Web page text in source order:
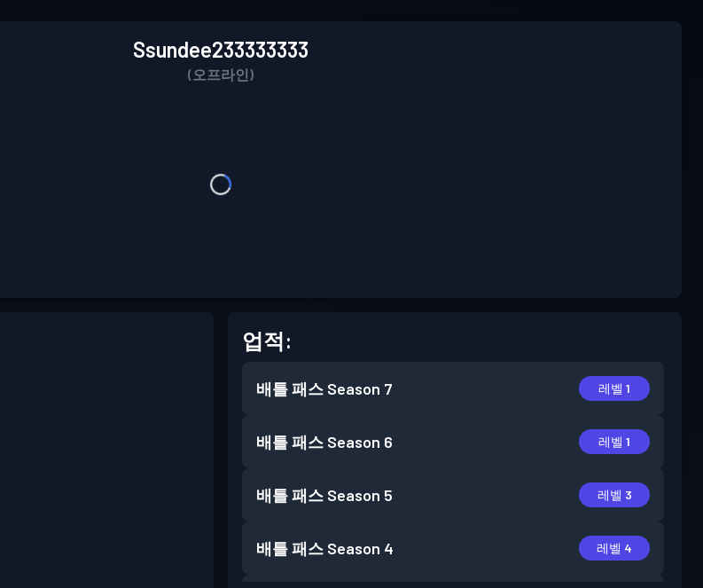
Ssundee233333333
(오프라인)
업적:
배틀 패스 Season 7 레벨 1
배틀 패스 Season 6 레벨 1
배틀 패스 Season 5 레벨 3
배틀 패스 Season 4 레벨 4